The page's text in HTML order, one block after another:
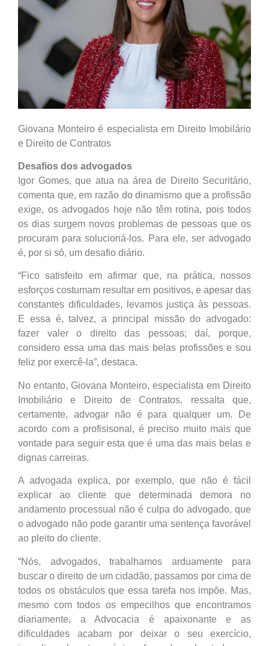
Giovana Monteiro é especialista em Direito Imobilário
e Direito de Contratos
Desafios dos advogados
Igor Gomes, que atua na área de Direito Securitário,
comenta que, em razão do dinamismo que a profissão
exige, os advogados hoje não têm rotina, pois todos
os dias surgem novos problemas de pessoas que os
procuram para solucioná-los. Para ele, ser advogado
é, por si só, um desafio diário.
“Fico satisfeito em afirmar que, na prática, nossos
esforços costumam resultar em positivos, e apesar das
constantes dificuldades, levamos justiça às pessoas.
E essa é, talvez, a principal missão do advogado:
fazer valer o direito das pessoas; daí, porque,
considero essa uma das mais belas profissões e sou
feliz por exercê-la”, destaca.
No entanto, Giovana Monteiro, especialista em Direito
Imobiliário e Direito de Contratos, ressalta que,
certamente, advogar não é para qualquer um. De
acordo com a profisisonal, é preciso muito mais que
vontade para seguir esta que é uma das mais belas e
dignas carreiras.
A advogada explica, por exemplo, que não é fácil
explicar ao cliente que determinada demora no
andamento processual não é culpa do advogado, que
o advogado não pode garantir uma sentença favorável
ao pleito do cliente.
“Nós, advogados, trabalhamos arduamente para
buscar o direito de um cidadão, passamos por cima de
todos os obstáculos que essa tarefa nos impõe. Mas,
mesmo com todos os empecilhos que encontramos
diariamente, a Advocacia é apaixonante e as
dificuldades acabam por deixar o seu exercício,